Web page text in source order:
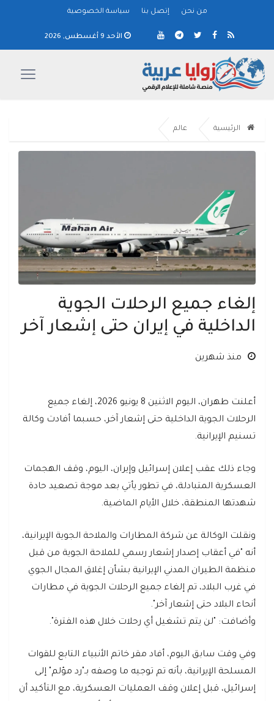
من نحن إتصل بنا سياسة الخصوصية
الأحد 9 أغسطس, 2026
الرئيسية عالم
إلغاء جميع الرحلات الجوية
الداخلية في إيران حتى إشعار آخر
منذ شهرين
أعلنت طهران، اليوم الاثنين 8 يونيو 2026، إلغاء جميع
الرحلات الجوية الداخلية حتى إشعار آخر، حسبما أفادت وكالة
تسنيم الإيرانية.
وجاء ذلك عقب إعلان إسرائيل وإيران، اليوم، وقف الهجمات
العسكرية المتبادلة، في تطور يأتي بعد موجة تصعيد حادة
شهدتها المنطقة، خلال الأيام الماضية.
ونقلت الوكالة عن شركة المطارات والملاحة الجوية الإيرانية،
أنه "في أعقاب إصدار إشعار رسمي للملاحة الجوية من قبل
منظمة الطيران المدني الإيرانية بشأن إغلاق المجال الجوي
في غرب البلاد، تم إلغاء جميع الرحلات الجوية في مطارات
أنحاء البلاد حتى إشعار آخر".
وأضافت: "لن يتم تشغيل أي رحلات خلال هذه الفترة".
وفي وقت سابق اليوم، أفاد مقر خاتم الأنبياء التابع للقوات
المسلحة الإيرانية، بأنه تم توجيه ما وصفه بـ"رد مؤلم" إلى
إسرائيل، قبل إعلان وقف العمليات العسكرية، مع التأكيد أن